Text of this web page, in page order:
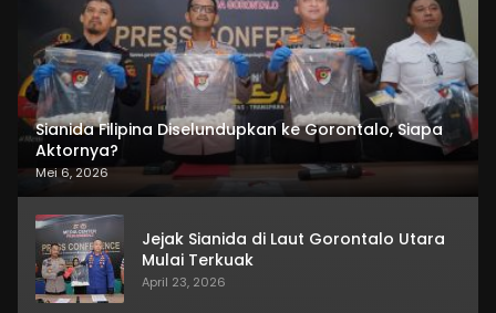
Sianida Filipina Diselundupkan ke Gorontalo, Siapa
Aktornya?
Mei 6, 2026
Jejak Sianida di Laut Gorontalo Utara
Mulai Terkuak
April 23, 2026